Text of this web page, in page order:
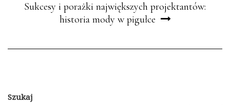
Sukcesy i porażki największych projektantów:
historia mody w pigułce
Szukaj